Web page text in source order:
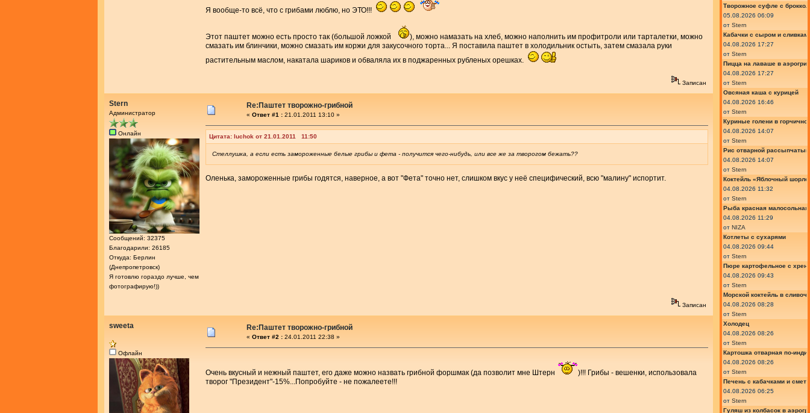
Я вообще-то всё, что с грибами люблю, но ЭТО!!!
Этот паштет можно есть просто так (большой ложкой
), можно намазать на хлеб, можно наполнить им профитроли или тарталетки, можно
смазать им блинчики, можно смазать им коржи для закусочного торта... Я поставила паштет в холодильник остыть, затем смазала руки
растительным маслом, накатала шариков и обваляла их в поджаренных рубленых орешках.
Записан
Stern
Администратор
Онлайн
Сообщений: 32375
Благодарили: 26185
Откуда: Берлин
(Днепропетровск)
Я готовлю гораздо лучше, чем
фотографирую!))
Re:Паштет творожно-грибной
« Ответ #1 : 21.01.2011 13:10 »
Цитата: luchok от 21.01.2011 11:50
Стеллушка, а если есть замороженные белые грибы и фета - получится чего-нибудь, или все же за творогом бежать??
Оленька, замороженные грибы годятся, наверное, а вот "Фета" точно нет, слишком вкус у неё специфический, всю "малину" испортит.
Записан
sweeta
Офлайн
Re:Паштет творожно-грибной
« Ответ #2 : 24.01.2011 22:38 »
Очень вкусный и нежный паштет, его даже можно назвать грибной форшмак (да позволит мне Штерн
)!!! Грибы - вешенки, использовала
творог "Президент"-15%...Попробуйте - не пожалеете!!!
Творожное суфле с
05.08.2026 06:09
от Stern
Кабачки с сыром и
04.08.2026 17:27
от Stern
Пицца на лаваше в
04.08.2026 17:27
от Stern
Овсяная каша с курицей
04.08.2026 16:46
от Stern
Куриные голени в
04.08.2026 14:07
от Stern
Рис отварной рассыпчатый
04.08.2026 14:07
от Stern
Коктейль «Яблочный
04.08.2026 11:32
от Stern
Рыба красная малосольная
04.08.2026 11:29
от NIZA
Котлеты с сухарями
04.08.2026 09:44
от Stern
Пюре картофельное с
04.08.2026 09:43
от Stern
Морской коктейль в
04.08.2026 08:28
от Stern
Холодец
04.08.2026 08:26
от Stern
Картошка отварная по-
04.08.2026 08:26
от Stern
Печень с кабачками и
04.08.2026 06:25
от Stern
Гуляш из колбасок в